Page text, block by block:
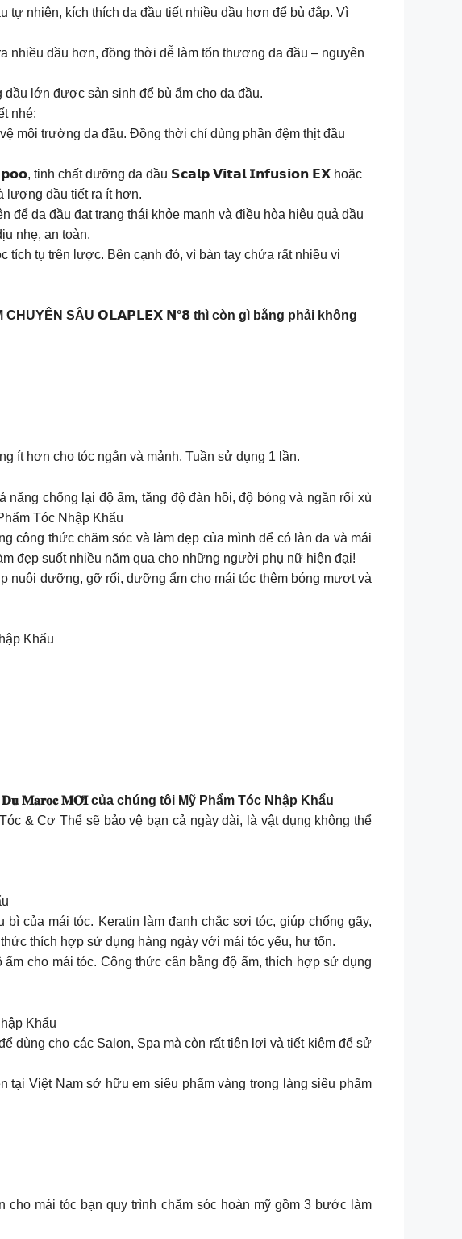
tự nhiên, kích thích da đầu tiết nhiều dầu hơn để bù đắp. Vì
nhiều dầu hơn, đồng thời dễ làm tổn thương da đầu – nguyên
lớn được sản sinh để bù ẩm cho da đầu.
nhé:
môi trường da đầu. Đồng thời chỉ dùng phần đệm thịt đầu
tinh chất dưỡng da đầu 𝗦𝗰𝗮𝗹𝗽 𝗩𝗶𝘁𝗮𝗹 𝗜𝗻𝗳𝘂𝘀𝗶𝗼𝗻 𝗘𝗫 hoặc
lượng dầu tiết ra ít hơn.
để da đầu đạt trạng thái khỏe mạnh và điều hòa hiệu quả dầu
nhẹ, an toàn.
tích tụ trên lược. Bên cạnh đó, vì bàn tay chứa rất nhiều vi
CHUYÊN SÂU 𝗢𝗟𝗔𝗣𝗟𝗘𝗫 𝗡°𝟴 thì còn gì bằng phải không
ít hơn cho tóc ngắn và mảnh. Tuần sử dụng 1 lần.
chống lại độ ẩm, tăng độ đàn hồi, độ bóng và ngăn rối xù
Tóc Nhập Khẩu
công thức chăm sóc và làm đẹp của mình để có làn da và mái
đẹp suốt nhiều năm qua cho những người phụ nữ hiện đại!
nuôi dưỡng, gỡ rối, dưỡng ẩm cho mái tóc thêm bóng mượt và
Khẩu
𝐌𝐚𝐫𝐨𝐜 𝐌𝐎̛́𝐈 của chúng tôi Mỹ Phẩm Tóc Nhập Khẩu
& Cơ Thể sẽ bảo vệ bạn cả ngày dài, là vật dụng không thể
của mái tóc. Keratin làm đanh chắc sợi tóc, giúp chống gãy,
thích hợp sử dụng hàng ngày với mái tóc yếu, hư tổn.
cho mái tóc. Công thức cân bằng độ ẩm, thích hợp sử dụng
Khẩu
cho các Salon, Spa mà còn rất tiện lợi và tiết kiệm để sử
tại Việt Nam sở hữu em siêu phẩm vàng trong làng siêu phẩm
mái tóc bạn quy trình chăm sóc hoàn mỹ gồm 3 bước làm